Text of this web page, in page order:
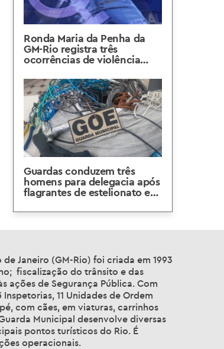
Ronda Maria da Penha da
GM-Rio registra três
ocorrências de violência
dias
Guardas conduzem três
homens para delegacia após
flagrantes de estelionato e
na Zona Sul
Janeiro (GM-Rio) foi criada em 1993
fiscalização do trânsito e das
ações de Segurança Pública. Com
11 Unidades de Ordem
com cães, em viaturas, carrinhos
Municipal desenvolve diversas
pontos turísticos do Rio. É
operacionais.